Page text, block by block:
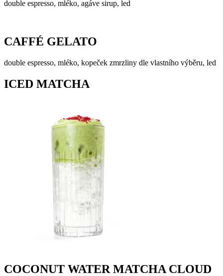
double espresso, mléko, agáve sirup, led
CAFFÉ GELATO
double espresso, mléko, kopeček zmrzliny dle vlastního výběru, led
ICED MATCHA
COCONUT WATER MATCHA CLOUD